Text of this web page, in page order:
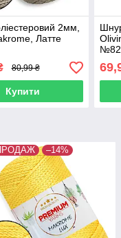
2мм,
Латте
80,99 ₴
Купити
–14%